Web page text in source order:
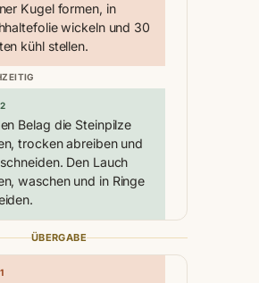
Kugel formen, in
wickeln und 30
kühl stellen.
Belag die Steinpilze
trocken abreiben und
Den Lauch
waschen und in Ringe
ÜBERGABE